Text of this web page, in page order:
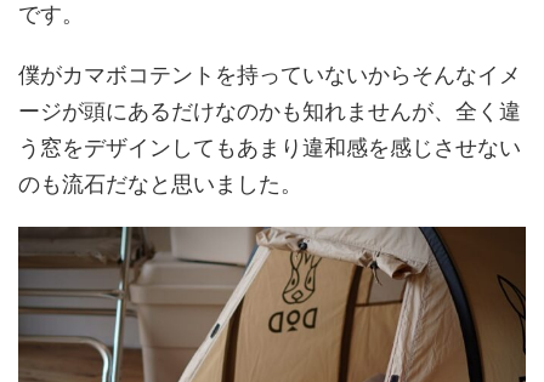
です。
僕がカマボコテントを持っていないからそんなイメ
ージが頭にあるだけなのかも知れませんが、全く違
う窓をデザインしてもあまり違和感を感じさせない
のも流石だなと思いました。